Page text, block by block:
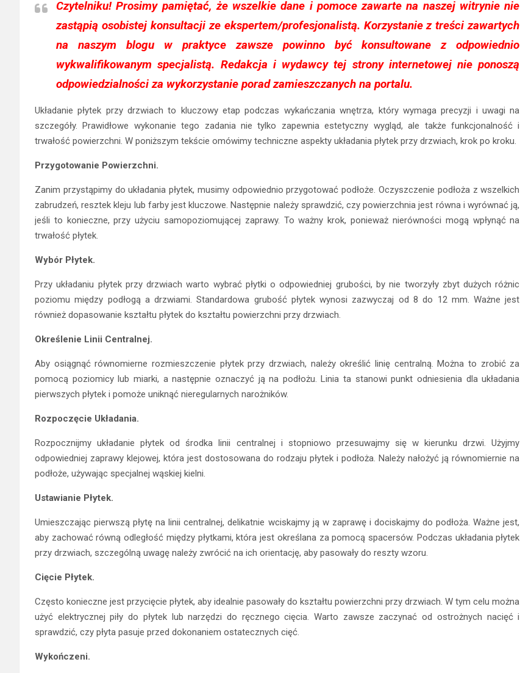
Czytelniku!Prosimy pamiętać, że wszelkie dane i pomoce zawarte na naszej witrynie nie
zastąpią osobistej konsultacji ze ekspertem/profesjonalistą. Korzystanie z treści zawartych
na naszym blogu w praktyce zawsze powinno być konsultowane z odpowiednio
wykwalifikowanym specjalistą. Redakcja i wydawcy tej strony internetowej nie ponoszą
odpowiedzialności za wykorzystanie porad zamieszczanych na portalu.
Układanie płytek przy drzwiach to kluczowy etap podczas wykańczania wnętrza, który wymaga precyzji i uwagi na
szczegóły. Prawidłowe wykonanie tego zadania nie tylko zapewnia estetyczny wygląd, ale także funkcjonalność i
trwałość powierzchni. W poniższym tekście omówimy techniczne aspekty układania płytek przy drzwiach, krok po kroku.
Przygotowanie Powierzchni.
Zanim przystąpimy do układania płytek, musimy odpowiednio przygotować podłoże. Oczyszczenie podłoża z wszelkich
zabrudzeń, resztek kleju lub farby jest kluczowe. Następnie należy sprawdzić, czy powierzchnia jest równa i wyrównać ją,
jeśli to konieczne, przy użyciu samopoziomującej zaprawy. To ważny krok, ponieważ nierówności mogą wpłynąć na
trwałość płytek.
Wybór Płytek.
Przy układaniu płytek przy drzwiach warto wybrać płytki o odpowiedniej grubości, by nie tworzyły zbyt dużych różnic
poziomu między podłogą a drzwiami. Standardowa grubość płytek wynosi zazwyczaj od 8 do 12 mm. Ważne jest
również dopasowanie kształtu płytek do kształtu powierzchni przy drzwiach.
Określenie Linii Centralnej.
Aby osiągnąć równomierne rozmieszczenie płytek przy drzwiach, należy określić linię centralną. Można to zrobić za
pomocą poziomicy lub miarki, a następnie oznaczyć ją na podłożu. Linia ta stanowi punkt odniesienia dla układania
pierwszych płytek i pomoże uniknąć nieregularnych narożników.
Rozpoczęcie Układania.
Rozpocznijmy układanie płytek od środka linii centralnej i stopniowo przesuwajmy się w kierunku drzwi. Użyjmy
odpowiedniej zaprawy klejowej, która jest dostosowana do rodzaju płytek i podłoża. Należy nałożyć ją równomiernie na
podłoże, używając specjalnej wąskiej kielni.
Ustawianie Płytek.
Umieszczając pierwszą płytę na linii centralnej, delikatnie wciskajmy ją w zaprawę i dociskajmy do podłoża. Ważne jest,
aby zachować równą odległość między płytkami, która jest określana za pomocą spacersów. Podczas układania płytek
przy drzwiach, szczególną uwagę należy zwrócić na ich orientację, aby pasowały do reszty wzoru.
Cięcie Płytek.
Często konieczne jest przycięcie płytek, aby idealnie pasowały do kształtu powierzchni przy drzwiach. W tym celu można
użyć elektrycznej piły do płytek lub narzędzi do ręcznego cięcia. Warto zawsze zaczynać od ostrożnych nacięć i
sprawdzić, czy płyta pasuje przed dokonaniem ostatecznych cięć.
Wykończeni.